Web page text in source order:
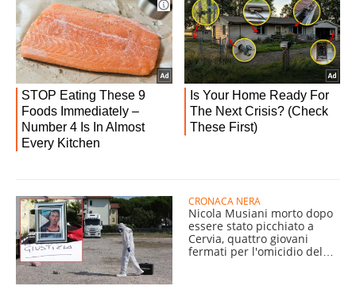
CRONACA NERA
Nicola Musiani morto dopo
essere stato picchiato a
Cervia, quattro giovani
fermati per l'omicidio del